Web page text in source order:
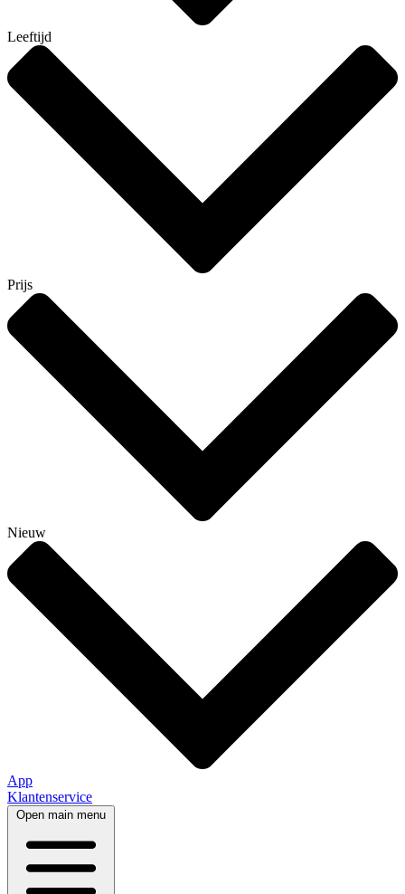
Leeftijd
Prijs
Nieuw
App
Klantenservice
Open main menu